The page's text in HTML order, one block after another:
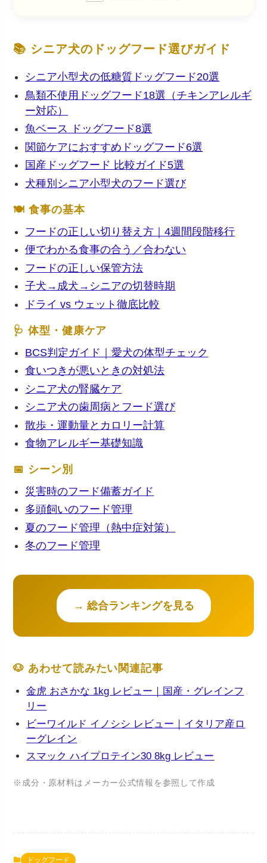
📚 シニア犬のドッグフード選びガイド
シニア小型犬の低糖質ドッグフード20選
鳥類不使用ドッグフード18選（チキンアレルギ
ー対応）
魚ベース ドッグフード8選
関節ケアにおすすめドッグフード6選
国産ドッグフード 比較ガイド5選
犬種別シニア小型犬のフード選び
🍽 食事の基本
フードの正しい切り替え方｜4週間段階移行
便でわかる食事の合う／合わない
フードの正しい保管方法
子犬→成犬→シニアの切替時期
ドライ vs ウェット徹底比較
🩺 体型・健康ケア
BCS判定ガイド｜愛犬の体型チェック
食いつきが悪いときの対処法
シニア犬の腎臓ケア
シニア犬の歯周病とフード選び
散歩・運動量とカロリー計算
食物アレルギー基礎知識
📅 シーン別
災害時のフード備蓄ガイド
多頭飼いのフード管理
夏のフード管理（熱中症対策）
冬のフード管理
→ 総合ランキングを見る
🐶 あわせて読みたい関連記事
金虎 おさかな 1kg レビュー｜国産・グレインフ
リー
ビーワイルド イノシシ レビュー｜イタリア産ロ
ーグレイン
スマック ハイプロテイン30 8kg レビュー
※成分・原材料はメーカー公式情報を参照して作成
ドッグフード